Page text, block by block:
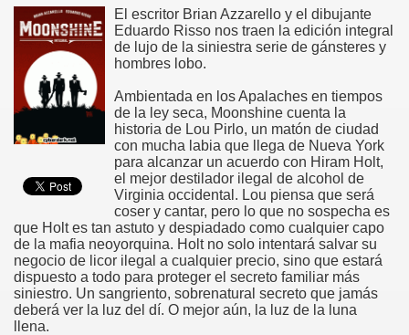
El escritor Brian Azzarello y el dibujante
Eduardo Risso nos traen la edición integral
de lujo de la siniestra serie de gánsteres y
hombres lobo.
Ambientada en los Apalaches en tiempos
de la ley seca, Moonshine cuenta la
historia de Lou Pirlo, un matón de ciudad
con mucha labia que llega de Nueva York
para alcanzar un acuerdo con Hiram Holt,
el mejor destilador ilegal de alcohol de
Virginia occidental. Lou piensa que será
coser y cantar, pero lo que no sospecha es
que Holt es tan astuto y despiadado como cualquier capo
de la mafia neoyorquina. Holt no solo intentará salvar su
negocio de licor ilegal a cualquier precio, sino que estará
dispuesto a todo para proteger el secreto familiar más
siniestro. Un sangriento, sobrenatural secreto que jamás
deberá ver la luz del dí. O mejor aún, la luz de la luna
llena.